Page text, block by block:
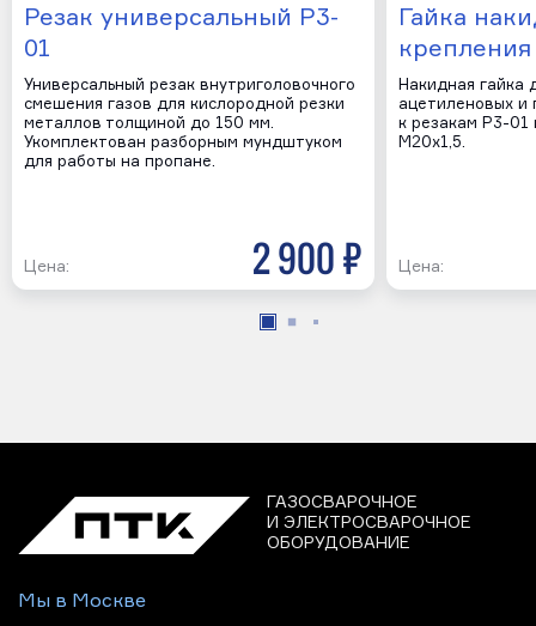
Резак универсальный Р3-
01
Универсальный резак внутриголовочного
смешения газов для кислородной резки
металлов толщиной до 150 мм.
Укомплектован разборным мундштуком
для работы на пропане.
Цена: 2 900 р
Гайка
Накидная гайка
ацетиленовых и
к резакам Р3-01
М20х1,5.
Цена:
ГАЗОСВАРОЧНОЕ
И ЭЛЕКТРОСВАРОЧНОЕ
ОБОРУДОВАНИЕ
Мы в Москве